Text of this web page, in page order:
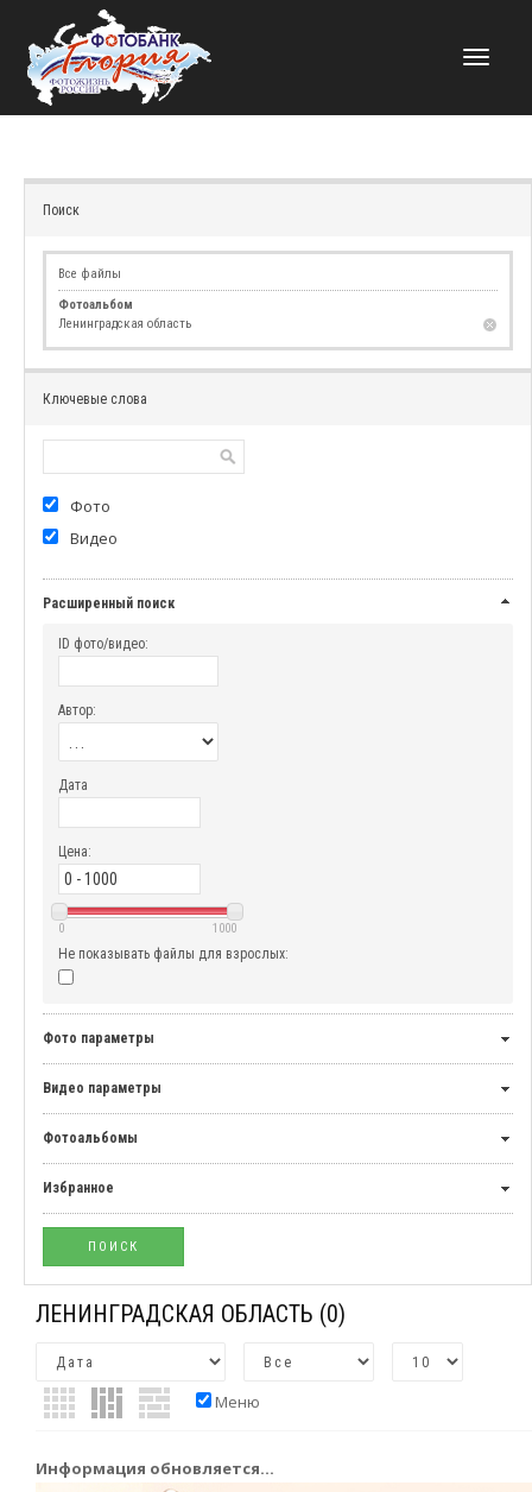
НАВИГАЦИЯ
Поиск
Все файлы
Фотоальбом
Ленинградская область
Ключевые слова
Фото
Видео
Расширенный поиск
ID фото/видео:
Автор:
Дата
Цена:
0 1000
Не показывать файлы для взрослых:
Фото параметры
Видео параметры
Фотоальбомы
Избранное
ЛЕНИНГРАДСКАЯ ОБЛАСТЬ (0)
Меню
Информация обновляется...